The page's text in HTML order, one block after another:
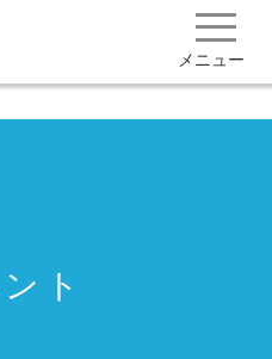
メニュー
例 役立ち情報
ト